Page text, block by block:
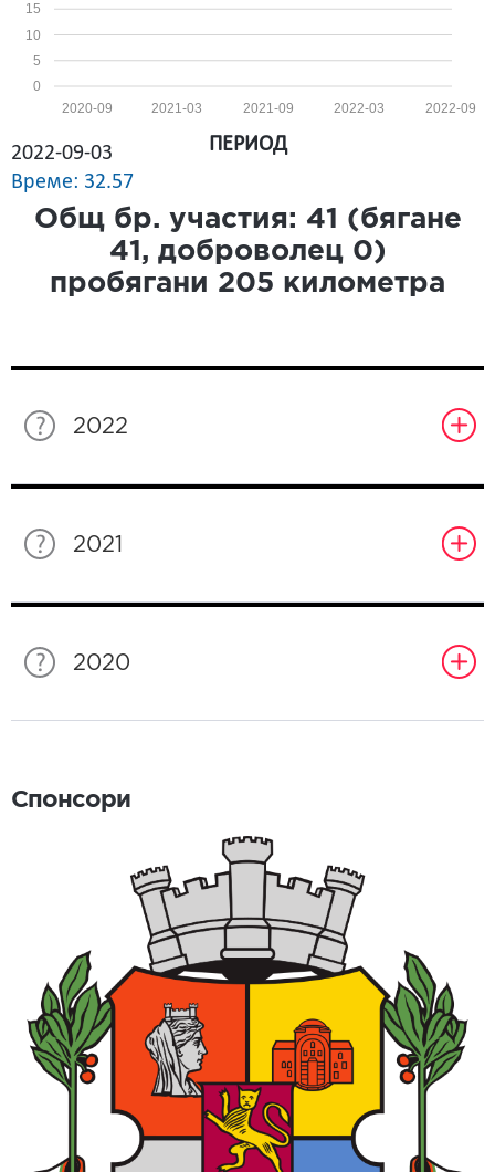
0
5
10
15
2022-09
2022-03
2021-09
2021-03
2020-09
2022-09-03
Време: 32.57
ПЕРИОД
Общ бр. участия: 41
(бягане
41 , доброволец 0)
пробягани 205 километра
2022
2021
2020
Спонсори